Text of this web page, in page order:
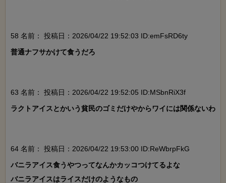
58 名前：
投稿日：2026/04/22 19:52:03 ID:emFsRD6ty
普通ナフサかけて食うだろ
63 名前：
投稿日：2026/04/22 19:52:05 ID:MSbnRiX3f
ラクトアイスとかいう貧民のゴミだけやからワイには関係ないわ
64 名前：
投稿日：2026/04/22 19:53:00 ID:ReWbrpFkG
バニラアイス食うやつってなんかカッコつけてるよな
バニラアイスはライスだけのようなもの